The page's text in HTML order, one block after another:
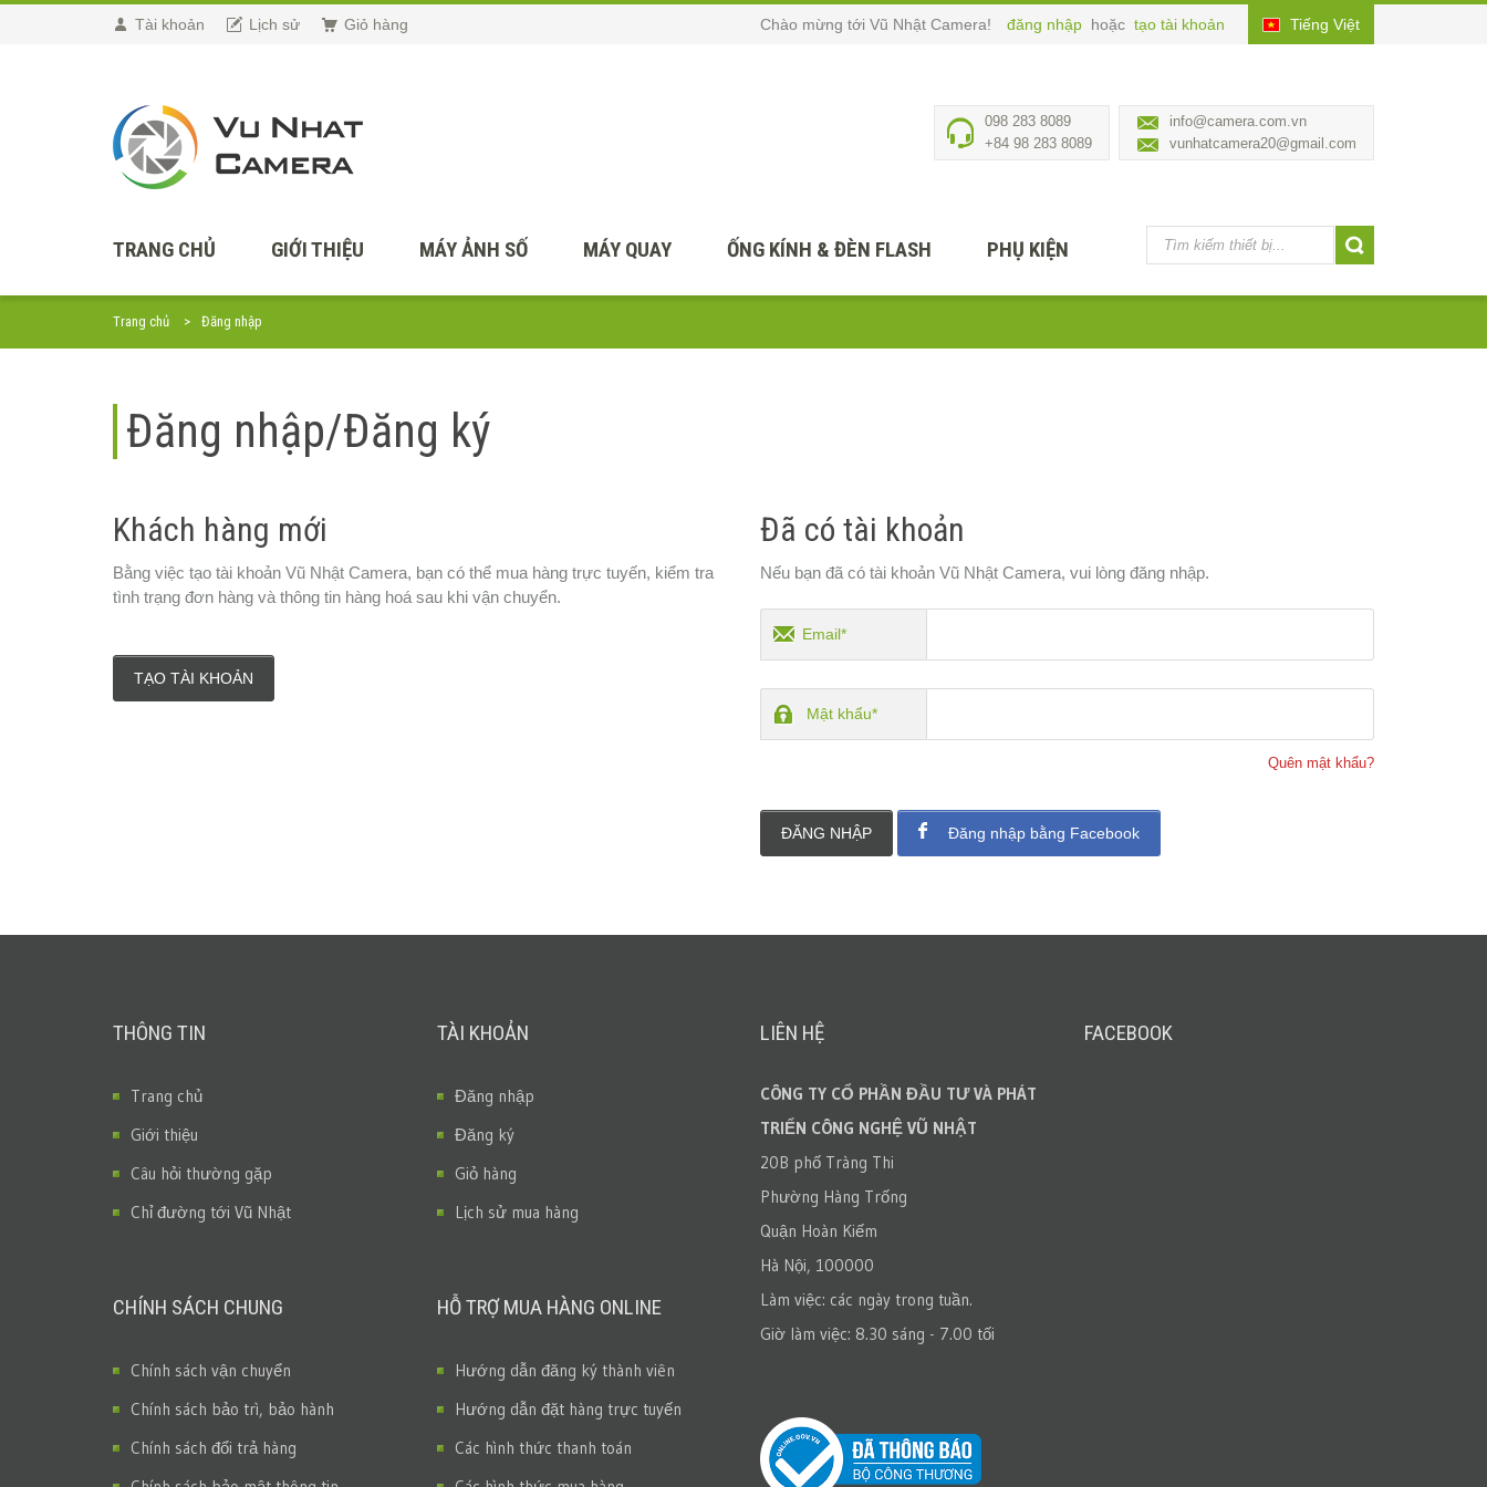
Tài khoản Lịch sử Giỏ hàng Tiếng Việt
Chào mừng tới Vũ Nhật Camera! đăng nhập hoặc tạo tài khoản
info@camera.com.vn
vunhatcamera20@gmail.com
098 283 8089
+84 98 283 8089
TRANG CHỦ GIỚI THIỆU MÁY ẢNH SỐ MÁY QUAY ỐNG KÍNH & ĐÈN FLASH PHỤ KIỆN
Trang chủ Đăng nhập
Đăng nhập/Đăng ký
Khách hàng mới
Bằng việc tạo tài khoản Vũ Nhật Camera, bạn có thể mua hàng trực tuyến, kiểm tra
tình trạng đơn hàng và thông tin hàng hoá sau khi vận chuyển.
TẠO TÀI KHOẢN
Đã có tài khoản
Nếu bạn đã có tài khoản Vũ Nhật Camera, vui lòng đăng nhập.
Email*
Mật khẩu*
Quên mật khẩu?
ĐĂNG NHẬP Đăng nhập bằng Facebook
THÔNG TIN
Trang chủ
Giới thiệu
Câu hỏi thường gặp
Chỉ đường tới Vũ Nhật
CHÍNH SÁCH CHUNG
Chính sách vận chuyển
Chính sách bảo trì, bảo hành
Chính sách đổi trả hàng
TÀI KHOẢN
Đăng nhập
Đăng ký
Giỏ hàng
Lịch sử mua hàng
HỖ TRỢ MUA HÀNG ONLINE
Hướng dẫn đăng ký thành viên
Hướng dẫn đặt hàng trực tuyến
Các hình thức thanh toán
LIÊN HỆ
CÔNG TY CỔ PHẦN ĐẦU TƯ VÀ PHÁT
TRIỂN CÔNG NGHỆ VŨ NHẬT
20B phố Tràng Thi
Phường Hàng Trống
Quận Hoàn Kiếm
Hà Nội, 100000
Làm việc: các ngày trong tuần.
Giờ làm việc: 8.30 sáng - 7.00 tối
FACEBOOK